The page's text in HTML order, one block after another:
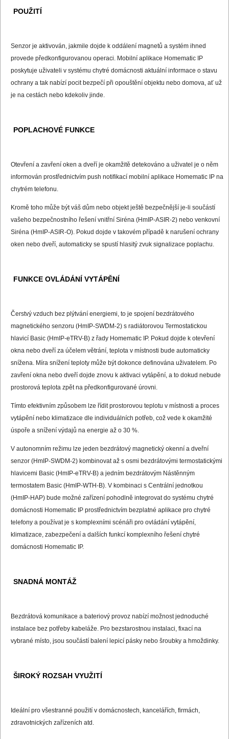
POUŽITÍ
Senzor je aktivován, jakmile dojde k oddálení magnetů a systém ihned
provede předkonfigurovanou operaci. Mobilní aplikace Homematic IP
poskytuje uživateli v systému chytré domácnosti aktuální informace o stavu
ochrany a tak nabízí pocit bezpečí při opouštění objektu nebo domova, ať už
je na cestách nebo kdekoliv jinde.
POPLACHOVÉ FUNKCE
Otevření a zavření oken a dveří je okamžitě detekováno a uživatel je o něm
informován prostřednictvím push notifikací mobilní aplikace Homematic IP na
chytrém telefonu.
Kromě toho může být váš dům nebo objekt ještě bezpečnější je-li součástí
vašeho bezpečnostního řešení vnitřní Siréna (HmIP-ASIR-2) nebo venkovní
Siréna (HmIP-ASIR-O). Pokud dojde v takovém případě k narušení ochrany
oken nebo dveří, automaticky se spustí hlasitý zvuk signalizace poplachu.
FUNKCE OVLÁDÁNÍ VYTÁPĚNÍ
Čerstvý vzduch bez plýtvání energiemi, to je spojení bezdrátového
magnetického senzoru (HmIP-SWDM-2) s radiátorovou Termostatickou
hlavicí Basic (HmIP-eTRV-B) z řady Homematic IP. Pokud dojde k otevření
okna nebo dveří za účelem větrání, teplota v místnosti bude automaticky
snížena. Míra snížení teploty může být dokonce definována uživatelem. Po
zavření okna nebo dveří dojde znovu k aktivaci vytápění, a to dokud nebude
prostorová teplota zpět na předkonfigurované úrovni.
Tímto efektivním způsobem lze řídit prostorovou teplotu v místnosti a proces
vytápění nebo klimatizace dle individuálních potřeb, což vede k okamžité
úspoře a snížení výdajů na energie až o 30 %.
V autonomním režimu lze jeden bezdrátový magnetický okenní a dveřní
senzor (HmIP-SWDM-2) kombinovat až s osmi bezdrátovými termostatickými
hlavicemi Basic (HmIP-eTRV-B) a jedním bezdrátovým Nástěnným
termostatem Basic (HmIP-WTH-B). V kombinaci s Centrální jednotkou
(HmIP-HAP) bude možné zařízení pohodlně integrovat do systému chytré
domácnosti Homematic IP prostřednictvím bezplatné aplikace pro chytré
telefony a používat je s komplexními scénáři pro ovládání vytápění,
klimatizace, zabezpečení a dalších funkcí komplexního řešení chytré
domácnosti Homematic IP.
SNADNÁ MONTÁŽ
Bezdrátová komunikace a bateriový provoz nabízí možnost jednoduché
instalace bez potřeby kabeláže. Pro bezstarostnou instalaci, fixací na
vybrané místo, jsou součástí balení lepicí pásky nebo šroubky a hmoždinky.
ŠIROKÝ ROZSAH VYUŽITÍ
Ideální pro všestranné použití v domácnostech, kancelářích, firmách,
zdravotnických zařízeních atd.